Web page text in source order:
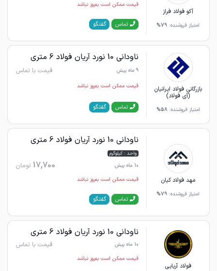
آکو فولاد فراز
امتیاز فروشنده: 79%
قیمت ممکن است به‌روز نباشد
تماس گفتگو
بازرگانی فولاد ایرانیان
(آی فولاد)
امتیاز فروشنده: 58%
ناودانی 10 نورد آریان فولاد 6 متری
9 ماه پیش قیمت با تماس
قیمت ممکن است به‌روز نباشد
تماس گفتگو
مهد فولاد کیان
امتیاز فروشنده: 79%
ناودانی 10 نورد آریان فولاد 6 متری
واحد : کیلوگرم
10 ماه پیش
17,700 تومان
قیمت ممکن است به‌روز نباشد
تماس گفتگو
فولاد آریایی
ناودانی 10 نورد آریان فولاد 6 متری
10 ماه پیش قیمت با تماس
قیمت ممکن است به‌روز نباشد